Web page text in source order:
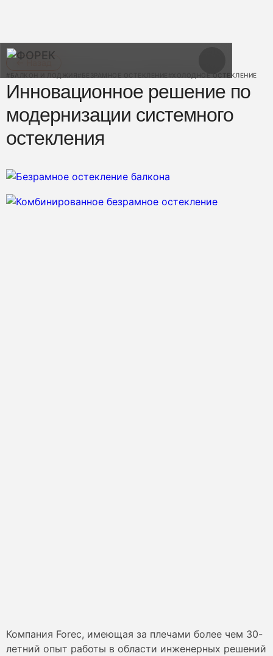
← Назад
#БАЛКОН И ЛОДЖИЯ #БЕЗРАМНОЕ ОСТЕКЛЕНИЕ #ХОЛОДНОЕ ОСТЕКЛЕНИЕ
Инновационное решение по
модернизации системного
остекления
Компания Forec, имеющая за плечами более чем 30-
летний опыт работы в области инженерных решений